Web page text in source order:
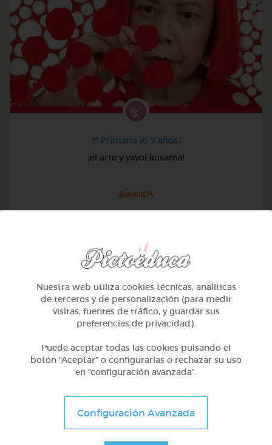
1º Primaria (6-7 años)
¡el arte y yayoi kusama!
@avilla74
1º Primaria (6-7 años)
Geometría y fotografía
Nuestra web utiliza cookies técnicas, analíticas
de terceros y de personalización (para medir
visitas, fuentes de tráfico, y guardar sus
preferencias de privacidad).
Puede aceptar todas las cookies pulsando el
botón “Aceptar” o configurarlas o rechazar su uso
en “configuración avanzada”.
Configuración Avanzada